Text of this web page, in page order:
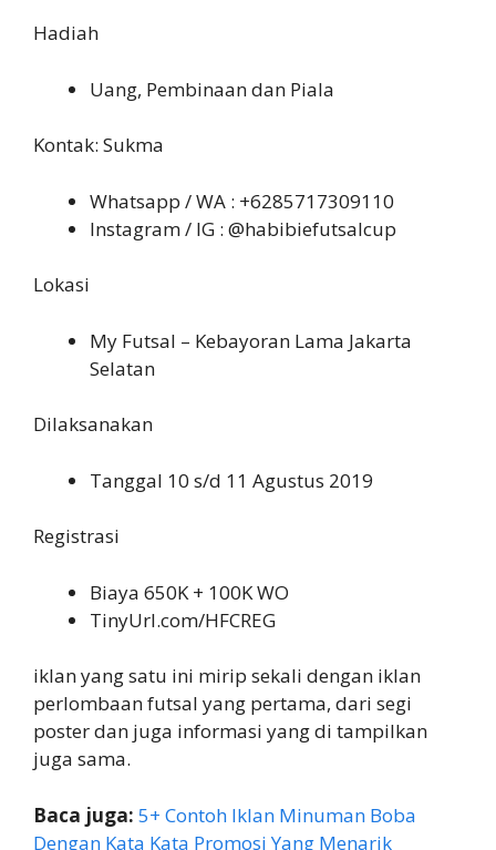
Hadiah
Uang, Pembinaan dan Piala
Kontak: Sukma
Whatsapp / WA : +6285717309110
Instagram / IG : @habibiefutsalcup
Lokasi
My Futsal – Kebayoran Lama Jakarta
Selatan
Dilaksanakan
Tanggal 10 s/d 11 Agustus 2019
Registrasi
Biaya 650K + 100K WO
TinyUrl.com/HFCREG
iklan yang satu ini mirip sekali dengan iklan
perlombaan futsal yang pertama, dari segi
poster dan juga informasi yang di tampilkan
juga sama.
Baca juga: 5+ Contoh Iklan Minuman Boba
Dengan Kata Kata Promosi Yang Menarik